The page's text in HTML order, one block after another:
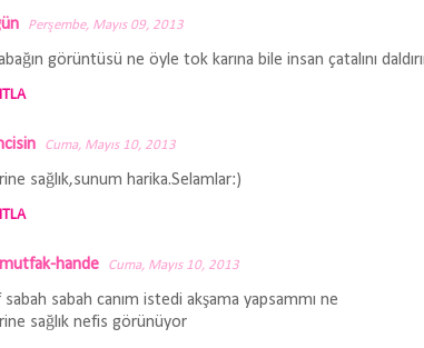
Perşembe, Mayıs 09, 2013
görüntüsü ne öyle tok karına bile insan çatalını
Cuma, Mayıs 10, 2013
sağlık,sunum harika.Selamlar:)
hande Cuma, Mayıs 10, 2013
sabah canım istedi akşama yapsammı ne
sağlık nefis görünüyor